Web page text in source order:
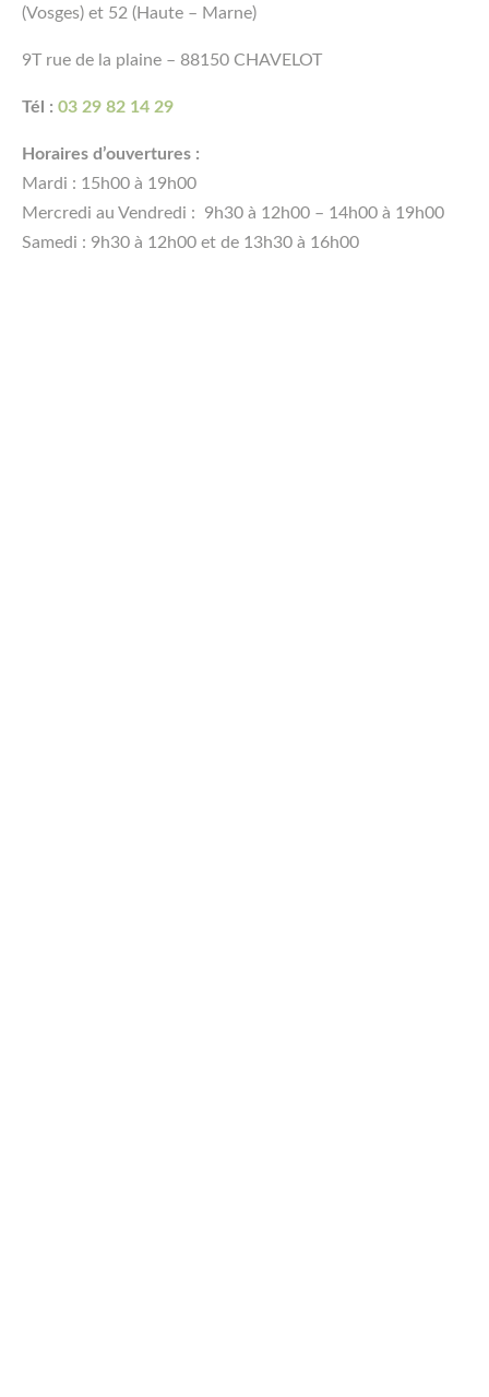
(Vosges) et 52 (Haute – Marne)
9T rue de la plaine – 88150 CHAVELOT
Tél : 03 29 82 14 29
Horaires d’ouvertures :
Mardi : 15h00 à 19h00
Mercredi au Vendredi : 9h30 à 12h00 – 14h00 à 19h00
Samedi : 9h30 à 12h00 et de 13h30 à 16h00